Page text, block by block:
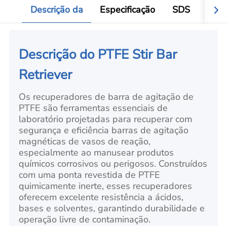
Descrição da Especificação SDS
Descrição do PTFE Stir Bar
Retriever
Os recuperadores de barra de agitação de
PTFE são ferramentas essenciais de
laboratório projetadas para recuperar com
segurança e eficiência barras de agitação
magnéticas de vasos de reação,
especialmente ao manusear produtos
químicos corrosivos ou perigosos. Construídos
com uma ponta revestida de PTFE
quimicamente inerte, esses recuperadores
oferecem excelente resistência a ácidos,
bases e solventes, garantindo durabilidade e
operação livre de contaminação.